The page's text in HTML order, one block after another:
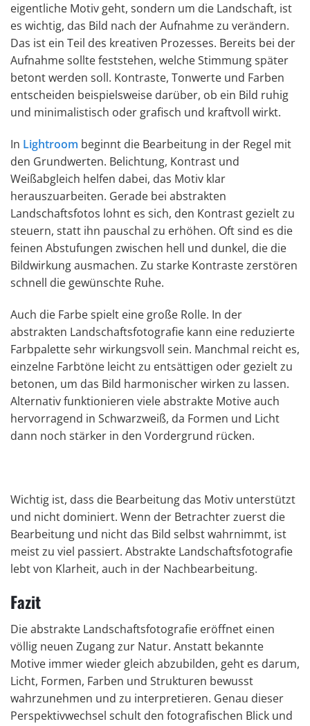
eigentliche Motiv geht, sondern um die Landschaft, ist
es wichtig, das Bild nach der Aufnahme zu verändern.
Das ist ein Teil des kreativen Prozesses. Bereits bei der
Aufnahme sollte feststehen, welche Stimmung später
betont werden soll. Kontraste, Tonwerte und Farben
entscheiden beispielsweise darüber, ob ein Bild ruhig
und minimalistisch oder grafisch und kraftvoll wirkt.
In Lightroom beginnt die Bearbeitung in der Regel mit
den Grundwerten. Belichtung, Kontrast und
Weißabgleich helfen dabei, das Motiv klar
herauszuarbeiten. Gerade bei abstrakten
Landschaftsfotos lohnt es sich, den Kontrast gezielt zu
steuern, statt ihn pauschal zu erhöhen. Oft sind es die
feinen Abstufungen zwischen hell und dunkel, die die
Bildwirkung ausmachen. Zu starke Kontraste zerstören
schnell die gewünschte Ruhe.
Auch die Farbe spielt eine große Rolle. In der
abstrakten Landschaftsfotografie kann eine reduzierte
Farbpalette sehr wirkungsvoll sein. Manchmal reicht es,
einzelne Farbtöne leicht zu entsättigen oder gezielt zu
betonen, um das Bild harmonischer wirken zu lassen.
Alternativ funktionieren viele abstrakte Motive auch
hervorragend in Schwarzweiß, da Formen und Licht
dann noch stärker in den Vordergrund rücken.
Wichtig ist, dass die Bearbeitung das Motiv unterstützt
und nicht dominiert. Wenn der Betrachter zuerst die
Bearbeitung und nicht das Bild selbst wahrnimmt, ist
meist zu viel passiert. Abstrakte Landschaftsfotografie
lebt von Klarheit, auch in der Nachbearbeitung.
Fazit
Die abstrakte Landschaftsfotografie eröffnet einen
völlig neuen Zugang zur Natur. Anstatt bekannte
Motive immer wieder gleich abzubilden, geht es darum,
Licht, Formen, Farben und Strukturen bewusst
wahrzunehmen und zu interpretieren. Genau dieser
Perspektivwechsel schult den fotografischen Blick und